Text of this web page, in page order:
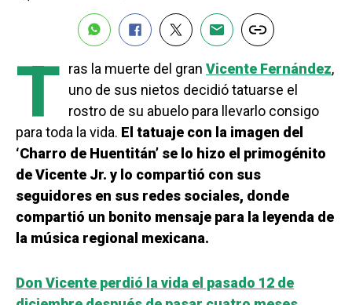
T ras la muerte del gran Vicente Fernández,
uno de sus nietos decidió tatuarse el
rostro de su abuelo para llevarlo consigo
para toda la vida. El tatuaje con la imagen del
‘Charro de Huentitán’ se lo hizo el primogénito
de Vicente Jr. y lo compartió con sus
seguidores en sus redes sociales, donde
compartió un bonito mensaje para la leyenda de
la música regional mexicana.
Don Vicente perdió la vida el pasado 12 de